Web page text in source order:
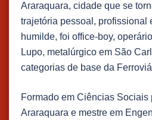
Araraquara, cidade que se
trajetória pessoal, profissional
humilde, foi office-boy,
Lupo, metalúrgico em São
categorias de base da
​Formado em Ciências
Araraquara e mestre em